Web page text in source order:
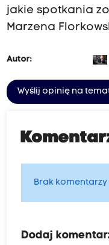
jakie spotkania
Marzena
Autor:
Wyślij opinię na
Brak komentarzy
Dodaj